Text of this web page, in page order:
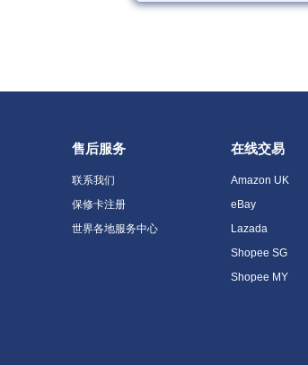
售后服务
联系我们
保修卡注册
世界各地服务中心
在线交易
Amazon UK
eBay
Lazada
Shopee SG
Shopee MY